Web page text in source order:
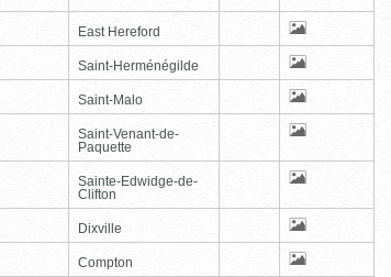
East Hereford
Saint-Herménégilde
Saint-Malo
Saint-Venant-de-
Paquette
Sainte-Edwidge-de-
Clifton
Dixville
Compton